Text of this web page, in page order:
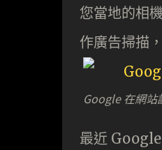
您當地的相
作廣告掃描
Google 在網站
最近